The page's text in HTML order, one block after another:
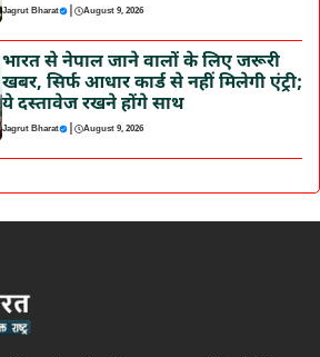
Jagrut Bharat | August 9, 2026
भारत से नेपाल जाने वालों के लिए जरूरी
खबर, सिर्फ आधार कार्ड से नहीं मिलेगी एंट्री;
ये दस्तावेज रखने होंगे साथ
Jagrut Bharat | August 9, 2026